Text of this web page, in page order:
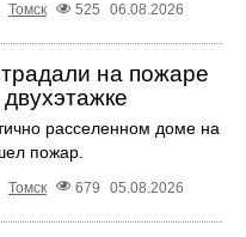
Томск 525 06.08.2026
на пожаре
расселенном доме на
пожар.
Томск 679 05.08.2026